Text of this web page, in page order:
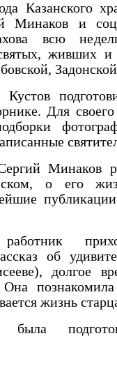
Казанского
Минаков и
всю
живших и
Для
Минаков
о его
об
долгое
Она
жизнь
была